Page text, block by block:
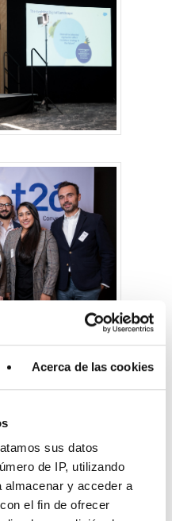
Acerca de las cookies
sus datos
de IP, utilizando
almacenar y acceder a
el fin de ofrecer